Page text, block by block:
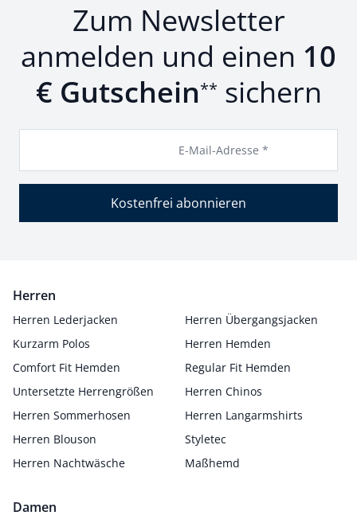
Zum Newsletter
anmelden und einen 10
€ Gutschein** sichern
E-Mail-Adresse *
Kostenfrei abonnieren
Herren
Herren Lederjacken
Herren Übergangsjacken
Kurzarm Polos
Herren Hemden
Comfort Fit Hemden
Regular Fit Hemden
Untersetzte Herrengrößen
Herren Chinos
Herren Sommerhosen
Herren Langarmshirts
Herren Blouson
Styletec
Herren Nachtwäsche
Maßhemd
Damen